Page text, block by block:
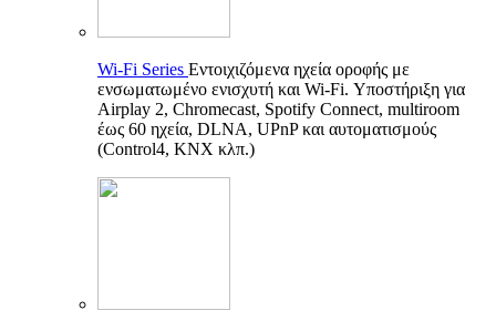
Wi-Fi Series Εντοιχιζόμενα ηχεία οροφής με
ενσωματωμένο ενισχυτή και Wi-Fi. Υποστήριξη για
Airplay 2, Chromecast, Spotify Connect, multiroom
έως 60 ηχεία, DLNA, UPnP και αυτοματισμούς
(Control4, KNX κλπ.)